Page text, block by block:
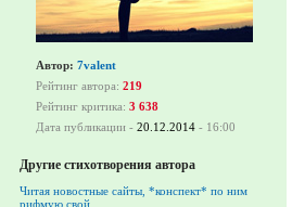
Автор: 7valent
Рейтинг автора: 219
Рейтинг критика: 3 638
Дата публикации - 20.12.2014 - 16:00
Другие стихотворения автора
Читая новостные сайты, *конспект* по ним
рифмую свой